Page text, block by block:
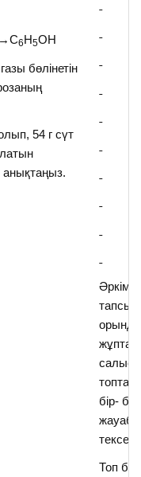
6H5OH
бөлінетін
54 г сүт
Әркім
топта
бір-
Топ